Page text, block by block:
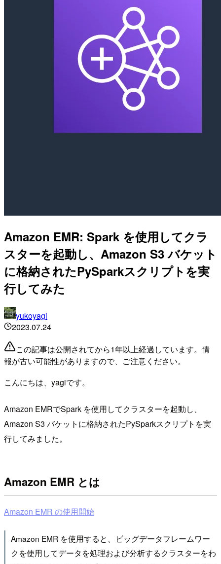
Amazon EMR: Spark を使用してクラ
スターを起動し、Amazon S3 バケット
に格納されたPySparkスクリプトを実
行してみた
yukoyagi
2023.07.24
この記事は公開されてから1年以上経過しています。情
報が古い可能性がありますので、ご注意ください。
こんにちは、yagiです。
Amazon EMRでSpark を使用してクラスターを起動し、
Amazon S3 バケットに格納されたPySparkスクリプトを実
行してみました。
Amazon EMR とは
Amazon EMR の使用開始
Amazon EMR を使用すると、ビッグデータフレームワー
クを使用してデータを処理および分析するクラスターをわ